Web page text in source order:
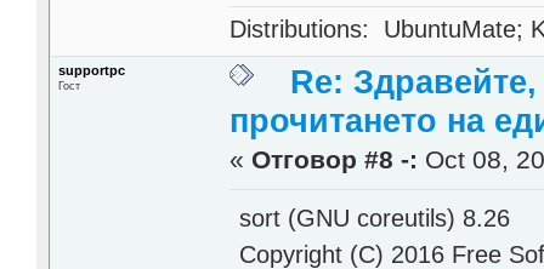
Distributions: UbuntuMate;
supportpc
Гост
Re:
прочитането на
« Отговор #8 -: Oct 08,
sort (GNU coreutils) 8.26
Copyright (C) 2016 Free